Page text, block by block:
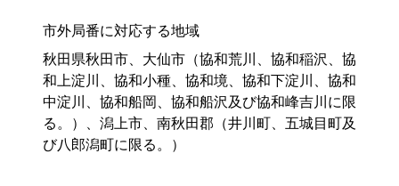
市外局番に対応する地域
秋田県秋田市、大仙市（協和荒川、協和稲沢、協
和上淀川、協和小種、協和境、協和下淀川、協和
中淀川、協和船岡、協和船沢及び協和峰吉川に限
る。）、潟上市、南秋田郡（井川町、五城目町及
び八郎潟町に限る。）